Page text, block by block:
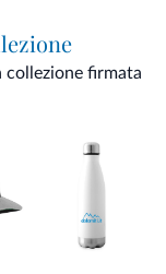
collezione firmata